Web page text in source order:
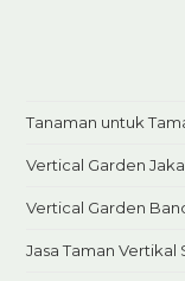
Tanaman untuk
Vertical Garden
Vertical Garden
Jasa Taman Vertikal